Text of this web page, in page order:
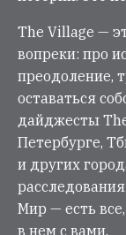
The Village —
вопреки: про
преодоление,
оставаться
дайджесты
Петербурге,
и других
Мир — есть
в нем с вами.